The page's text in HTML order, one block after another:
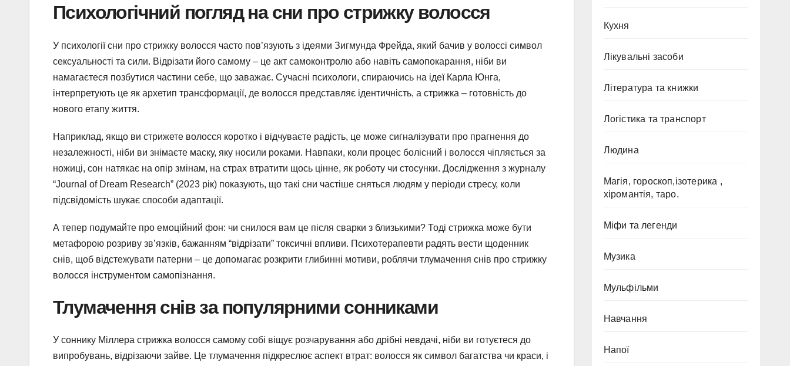
Психологічний погляд на сни про стрижку волосся
У психології сни про стрижку волосся часто пов’язують з ідеями Зигмунда Фрейда, який бачив у волоссі символ
сексуальності та сили. Відрізати його самому – це акт самоконтролю або навіть самопокарання, ніби ви
намагаєтеся позбутися частини себе, що заважає. Сучасні психологи, спираючись на ідеї Карла Юнга,
інтерпретують це як архетип трансформації, де волосся представляє ідентичність, а стрижка – готовність до
нового етапу життя.
Наприклад, якщо ви стрижете волосся коротко і відчуваєте радість, це може сигналізувати про прагнення до
незалежності, ніби ви знімаєте маску, яку носили роками. Навпаки, коли процес болісний і волосся чіпляється за
ножиці, сон натякає на опір змінам, на страх втратити щось цінне, як роботу чи стосунки. Дослідження з журналу
“Journal of Dream Research” (2023 рік) показують, що такі сни частіше сняться людям у періоди стресу, коли
підсвідомість шукає способи адаптації.
А тепер подумайте про емоційний фон: чи снилося вам це після сварки з близькими? Тоді стрижка може бути
метафорою розриву зв’язків, бажанням “відрізати” токсичні впливи. Психотерапевти радять вести щоденник
снів, щоб відстежувати патерни – це допомагає розкрити глибинні мотиви, роблячи тлумачення снів про стрижку
волосся інструментом самопізнання.
Тлумачення снів за популярними сонниками
У соннику Міллера стрижка волосся самому собі віщує розчарування або дрібні невдачі, ніби ви готуєтеся до
випробувань, відрізаючи зайве. Це тлумачення підкреслює аспект втрат: волосся як символ багатства чи краси, і
Кухня
Лікувальні засоби
Література та книжки
Логістика та транспорт
Людина
Магія, гороскоп,ізотерика ,
хіромантія, таро.
Міфи та легенди
Музика
Мульфільми
Навчання
Напої